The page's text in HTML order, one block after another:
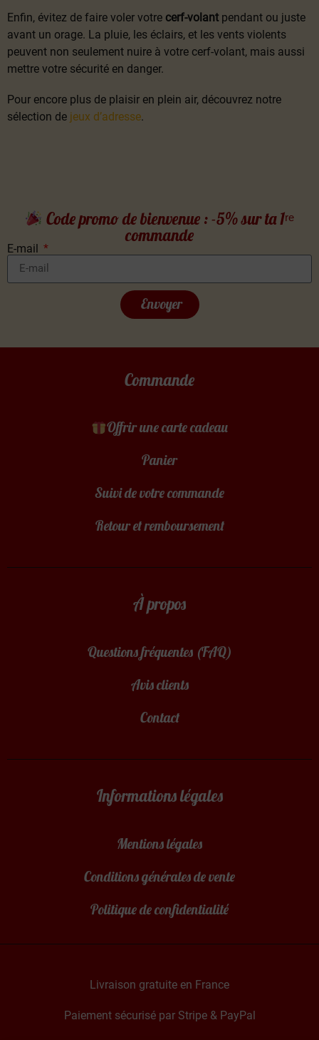
Enfin, évitez de faire voler votre cerf-volant pendant ou juste
avant un orage. La pluie, les éclairs, et les vents violents
peuvent non seulement nuire à votre cerf-volant, mais aussi
mettre votre sécurité en danger.
Pour encore plus de plaisir en plein air, découvrez notre
sélection de jeux d’adresse.
Code promo de bienvenue : -5% sur ta 1ʳᵉ
commande
E-mail
Envoyer
Commande
Offrir une carte cadeau
Panier
Suivi de votre commande
Retour et remboursement
À propos
Questions fréquentes (FAQ)
Avis clients
Contact
Informations légales
Mentions légales
Conditions générales de vente
Politique de confidentialité
Livraison gratuite en France
Paiement sécurisé par Stripe & PayPal